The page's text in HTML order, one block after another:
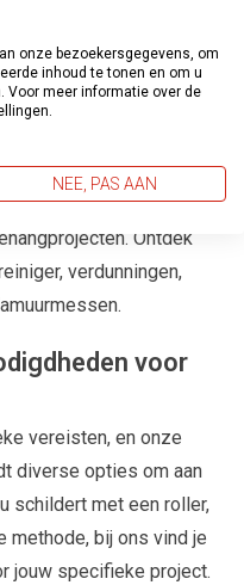
verfbenodigdhedendie
Ontdek
verdunningen,
voor
vereisten, en onze
diverse opties om aan
schildert met een roller,
methode, bij ons vind je
jouw specifieke project.
onze bezoekersgegevens, om
inhoud te tonen en om u
Voor meer informatie over de
NEE, PAS AAN